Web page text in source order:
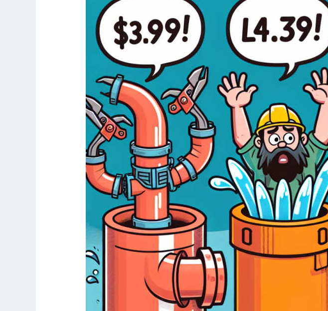
Jangan
Kaget
dengan
Perkembangan
Harga
PVC,
HDPE,
dan
PPR